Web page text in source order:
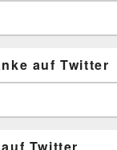
auf Twitter